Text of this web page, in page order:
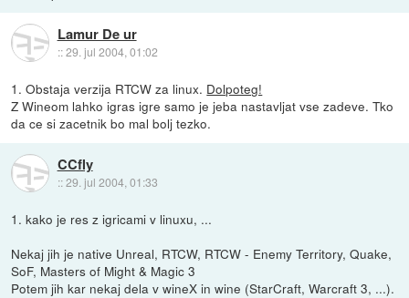
Lamur De ur
::29. jul 2004, 01:02
1. Obstaja verzija RTCW za linux. Dolpoteg!
Z Wineom lahko igras igre samo je jeba nastavljat vse zadeve. Tko
da ce si zacetnik bo mal bolj tezko.
CCfly
::29. jul 2004, 01:33
1. kako je res z igricami v linuxu, ...
Nekaj jih je native Unreal, RTCW, RTCW - Enemy Territory, Quake,
SoF, Masters of Might & Magic 3
Potem jih kar nekaj dela v wineX in wine (StarCraft, Warcraft 3, ...).